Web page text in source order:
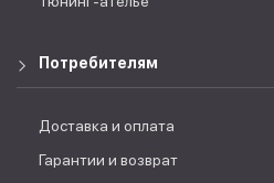
Потребителям
Доставка и оплата
Гарантии и возврат